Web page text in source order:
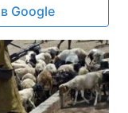
Google